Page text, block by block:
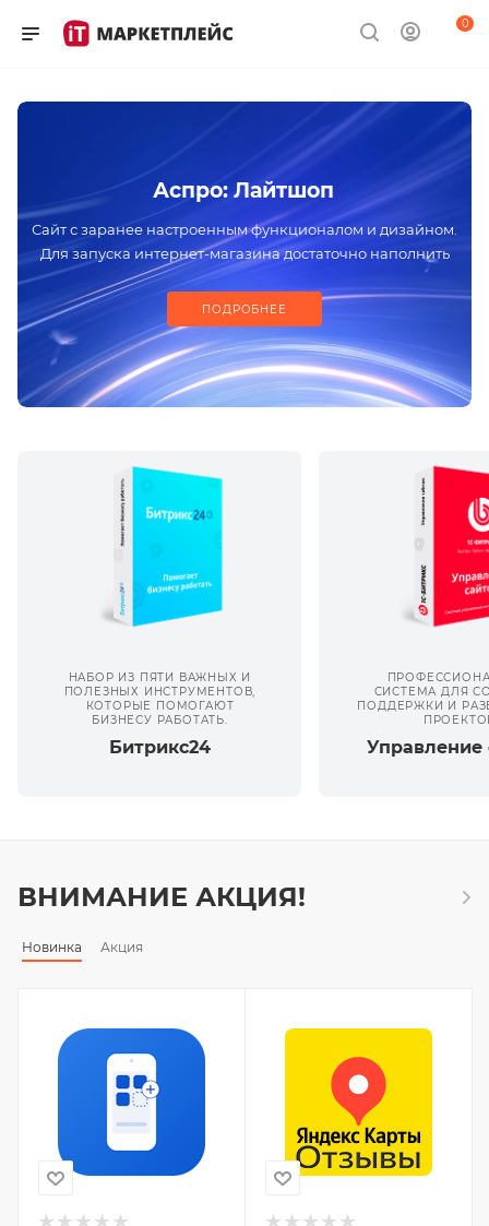
0
Аспро: Лайтшоп
Сайт с заранее настроенным функционалом и дизайном.
Для запуска интернет-магазина достаточно наполнить
проект контентом
ПОДРОБНЕЕ
НАБОР ИЗ ПЯТИ ВАЖНЫХ И
ПОЛЕЗНЫХ ИНСТРУМЕНТОВ,
КОТОРЫЕ ПОМОГАЮТ
БИЗНЕСУ РАБОТАТЬ.
Битрикс24
СИСТЕМА ДЛЯ
ПОДДЕРЖКИ И
Управление
ВНИМАНИЕ АКЦИЯ!
Новинка Акция